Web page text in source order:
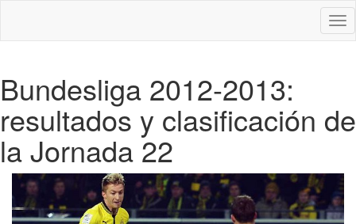
Bundesliga 2012-2013:
resultados y clasificación de
la Jornada 22